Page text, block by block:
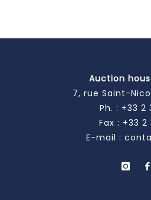
Auction
7, rue Saint-
Ph. : +33 2
Fax : +33 2
E-mail :